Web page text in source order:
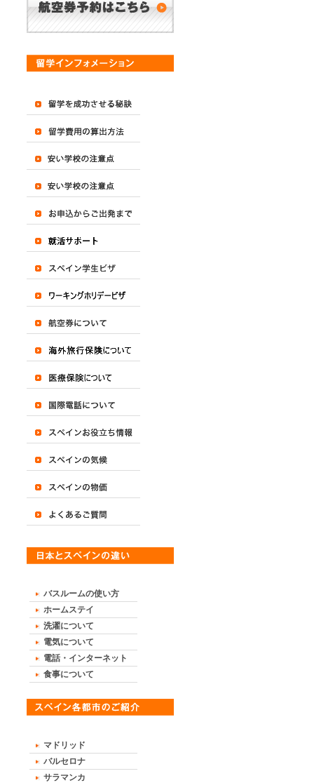
バスルームの使い方
ホームステイ
洗濯について
電気について
電話・インターネット
食事について
マドリッド
バルセロナ
サラマンカ